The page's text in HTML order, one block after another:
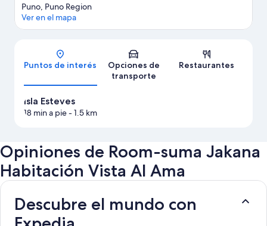
Mapa
Puno, Puno Region
Ver en el mapa
Puntos de interés
Opciones de
transporte
Restaurantes
Isla Esteves
18 min a pie- 1.5 km
Opiniones de Room-suma Jakana
Habitación Vista Al Ama
Descubre el mundo con